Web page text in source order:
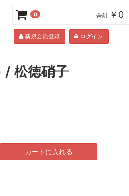
新規会員登録 ログイン
/ 松徳硝子
カートに入れる
0 合計 ￥0